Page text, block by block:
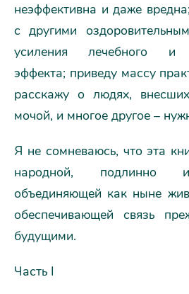
неэффективна и даже
с другими
усиления лечебного и
эффекта; приведу массу
расскажу о людях,
мочой, и многое другое –
Я не сомневаюсь, что эта
народной, подлинно
объединяющей как ныне
обеспечивающей связь
будущими.
Часть I